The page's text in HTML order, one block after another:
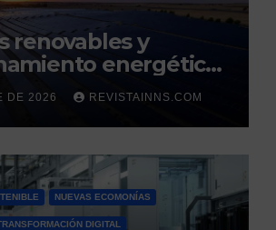
renovables y
energético:
columna vertebral
del sistema
español
DE 2026 REVISTAINNS.COM
NUEVAS ECOMONÍAS
DIGITAL